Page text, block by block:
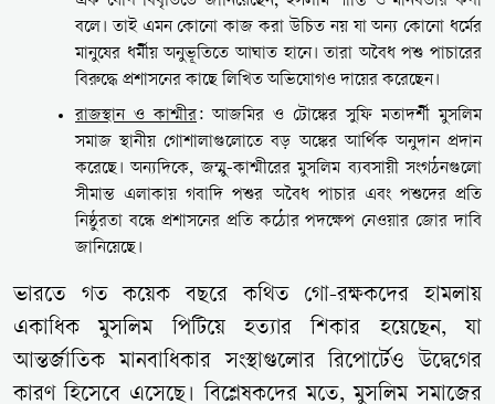
বলে। তাই এমন কোনো কাজ করা উচিত নয় যা অন্য কোনো ধর্মের
মানুষের ধর্মীয় অনুভূতিতে আঘাত হানে। তারা অবৈধ পশু পাচারের
বিরুদ্ধে প্রশাসনের কাছে লিখিত অভিযোগও দায়ের করেছেন।
রাজস্থান ও কাশ্মীর: আজমির ও টোঙ্কের সুফি মতাদর্শী মুসলিম
সমাজ স্থানীয় গোশালাগুলোতে বড় অঙ্কের আর্থিক অনুদান প্রদান
করেছে। অন্যদিকে, জম্মু-কাশ্মীরের মুসলিম ব্যবসায়ী সংগঠনগুলো
সীমান্ত এলাকায় গবাদি পশুর অবৈধ পাচার এবং পশুদের প্রতি
নিষ্ঠুরতা বন্ধে প্রশাসনের প্রতি কঠোর পদক্ষেপ নেওয়ার জোর দাবি
জানিয়েছে।
ভারতে গত কয়েক বছরে কথিত গো-রক্ষকদের হামলায়
একাধিক মুসলিম পিটিয়ে হত্যার শিকার হয়েছেন, যা
আন্তর্জাতিক মানবাধিকার সংস্থাগুলোর রিপোর্টেও উদ্বেগের
কারণ হিসেবে এসেছে। বিশ্লেষকদের মতে, মুসলিম সমাজের